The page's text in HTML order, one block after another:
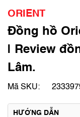
ORIENT
Đồng hồ
| Review
Lâm.
Mã SKU:
HƯỚNG DẪN